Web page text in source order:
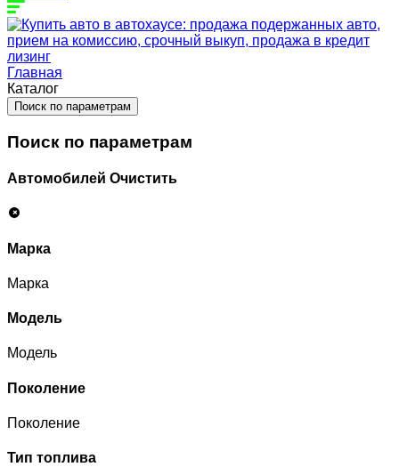
Главная
Каталог
Поиск по параметрам
Поиск по параметрам
Автомобилей Очистить
Марка
Марка
Модель
Модель
Поколение
Поколение
Тип топлива